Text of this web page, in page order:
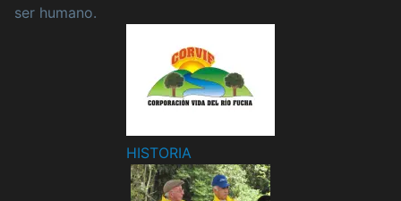
ser humano.
HISTORIA